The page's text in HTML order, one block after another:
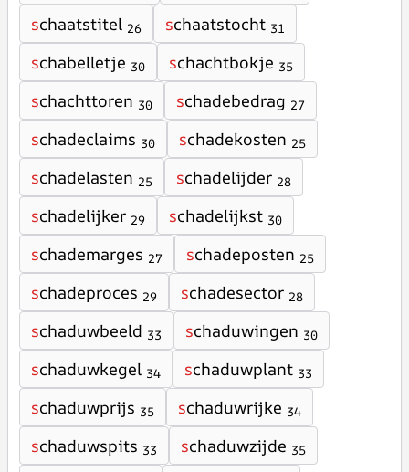
schaatstitel 26 schaatstocht 31
schabelletje 30 schachtbokje 35
schachttoren 30 schadebedrag 27
schadeclaims 30 schadekosten 25
schadelasten 25 schadelijder 28
schadelijker 29 schadelijkst 30
schademarges 27 schadeposten 25
schadeproces 29 schadesector 28
schaduwbeeld 33 schaduwingen 30
schaduwkegel 34 schaduwplant 33
schaduwprijs 35 schaduwrijke 34
schaduwspits 33 schaduwzijde 35